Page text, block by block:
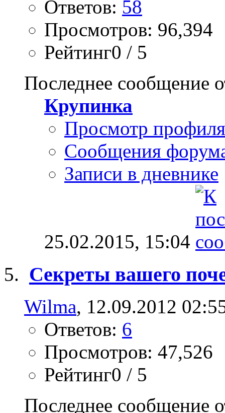
Ответов: 58
Просмотров: 96,394
Рейтинг0 / 5
Последнее сообщение
Крупинка
Просмотр профиля
Сообщения
Записи в дневнике
25.02.2015, 15:04
Секреты вашего
Wilma, 12.09.2012
Ответов: 6
Просмотров: 47,526
Рейтинг0 / 5
Последнее сообщение